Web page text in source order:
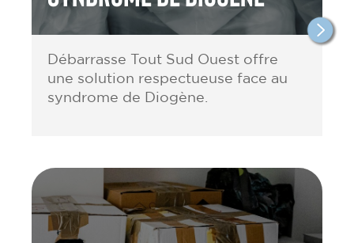
Débarrasse Tout Sud Ouest offre
une solution respectueuse face au
syndrome de Diogène.